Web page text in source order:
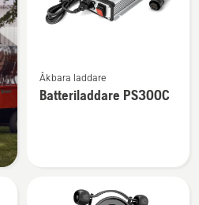
mer
information
Åkbara laddare
Batteriladdare PS300C